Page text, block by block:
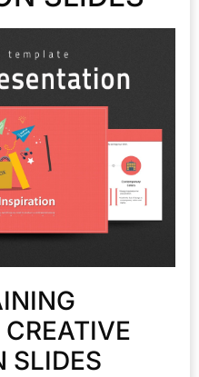
SLIDES